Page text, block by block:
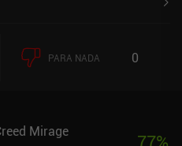
PARA NADA 0
Mirage 77%